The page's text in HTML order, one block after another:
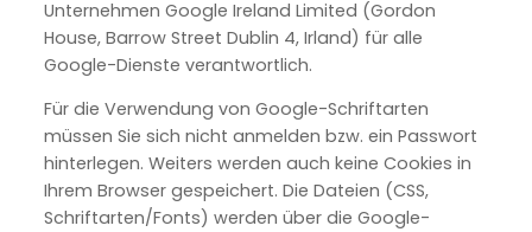
Unternehmen Google Ireland Limited (Gordon
House, Barrow Street Dublin 4, Irland) für alle
Google-Dienste verantwortlich.
Für die Verwendung von Google-Schriftarten
müssen Sie sich nicht anmelden bzw. ein Passwort
hinterlegen. Weiters werden auch keine Cookies in
Ihrem Browser gespeichert. Die Dateien (CSS,
Schriftarten/Fonts) werden über die Google-